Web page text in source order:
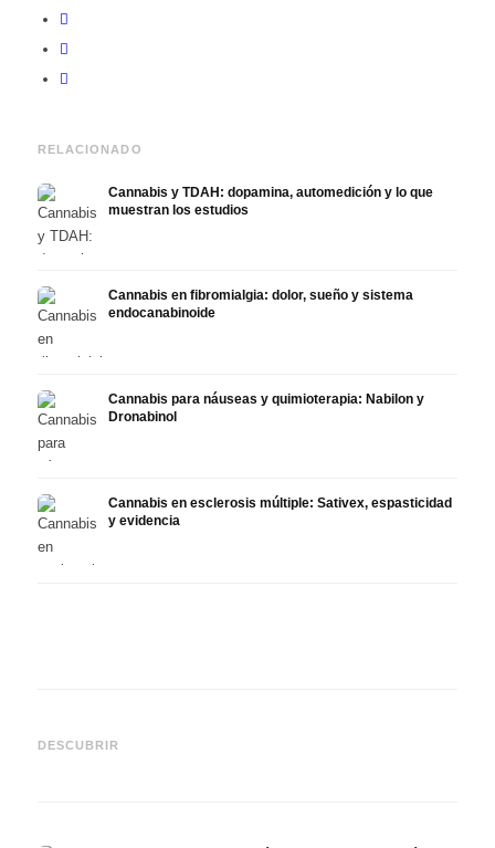
RELACIONADO
Cannabis y TDAH: dopamina, automedición y lo que
muestran los estudios
Cannabis en fibromialgia: dolor, sueño y sistema
endocanabinoide
Cannabis para náuseas y quimioterapia: Nabilon y
Dronabinol
Cannabis en esclerosis múltiple: Sativex, espasticidad
y evidencia
DESCUBRIR
Epidiolex y el estado actual